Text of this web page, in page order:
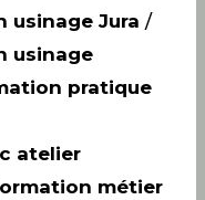
usinage Jura /
usinage
pratique
atelier
métier